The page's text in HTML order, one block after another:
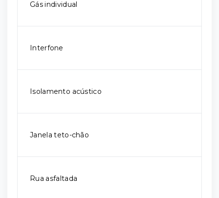
Gás individual
Interfone
Isolamento acústico
Janela teto-chão
Rua asfaltada